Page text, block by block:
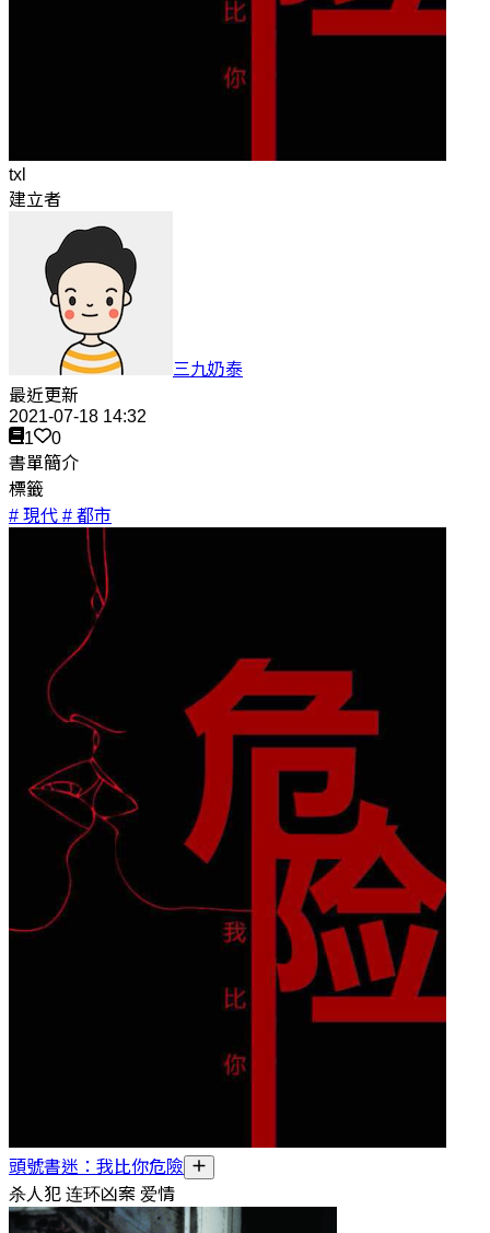
txl
建立者
三九奶泰
最近更新
2021-07-18 14:32
1
0
書單簡介
標籤
# 現代 # 都市
頭號書迷：我比你危險
杀人犯 连环凶案 爱情